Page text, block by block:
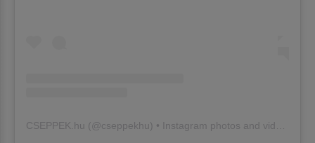
CSEPPEK.hu (@cseppekhu ) • Instagram photos and videos